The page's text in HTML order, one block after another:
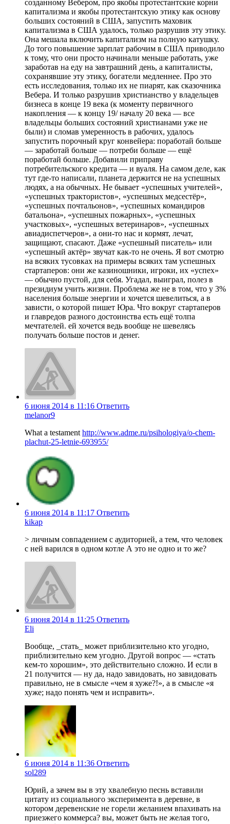
созданному Вебером, про якобы протестантские корни
капитализма и якобы протестантскую этику как основу
больших состояний в США, запустить маховик
капитализма в США удалось, только разрушив эту этику.
Она мешала включить капитализм на полную катушку.
До того повышение зарплат рабочим в США приводило
к тому, что они просто начинали меньше работать, уже
заработав на еду на завтрашний день, а капиталисты,
сохранявшие эту этику, богатели медленнее. Про это
есть исследования, только их не пиарят, как сказочника
Вебера. И только разрушив христианство у владельцев
бизнеса в конце 19 века (к моменту первичного
накопления — к концу 19/ началу 20 века — все
владельцы больших состояний христианами уже не
были) и сломав умеренность в рабочих, удалось
запустить порочный круг конвейера: поработай больше
— заработай больше — потреби больше — ещё
поработай больше. Добавили приправу
потребительского кредита — и вуаля. На самом деле, как
тут где-то написали, планета держится не на успешных
людях, а на обычных. Не бывает «успешных учителей»,
«успешных трактористов», «успешных медсестёр»,
«успешных почтальонов», «успешных командиров
батальона», «успешных пожарных», «успешных
участковых», «успешных ветеринаров», «успешных
авиадиспетчеров», а они-то нас и кормят, лечат,
защищают, спасают. Даже «успешный писатель» или
«успешный актёр» звучат как-то не очень. Я вот смотрю
на всяких тусовках на примеры всяких там успешных
стартаперов: они же казиношники, игроки, их «успех»
— обычно пустой, для себя. Угадал, выиграл, полез в
президиум учить жизни. Проблема же не в том, что у 3%
населения больше энергии и хочется шевелиться, а в
зависти, о которой пишет Юра. Что вокруг стартаперов
и главредов разного достоинства есть ещё толпа
мечтателей. ей хочется ведь вообще не шевелясь
получать больше постов и денег.
6 июня 2014 в 11:16 Ответить
melanor9
What a testament http://www.adme.ru/psihologiya/o-chem-
plachut-25-letnie-693955/
6 июня 2014 в 11:17 Ответить
kikap
> личным совпадением с аудиторией, а тем, что человек
с ней варился в одном котле А это не одно и то же?
6 июня 2014 в 11:25 Ответить
Eli
Вообще, _стать_ может приблизительно кто угодно,
приблизительно кем угодно. Другой вопрос — «стать
кем-то хорошим», это действительно сложно. И если в
21 получится — ну да, надо завидовать, но завидовать
правильно, не в смысле «чем я хуже?!», а в смысле «я
хуже; надо понять чем и исправить».
6 июня 2014 в 11:36 Ответить
sol289
Юрий, а зачем вы в эту хвалебную песнь вставили
цитату из социального эксперимента в деревне, в
котором деревенские не горели желанием впахивать на
приезжего коммерса? вы, может быть не желая того,